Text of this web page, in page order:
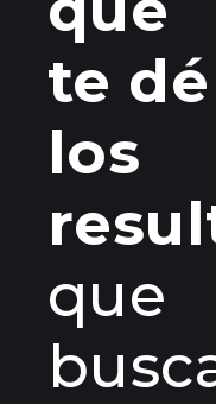
te dé
los
que